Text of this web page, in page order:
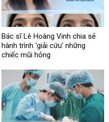
Bác sĩ Lê Hoàng Vinh chia sẻ
hành trình ‘giải cứu’ những
chiếc mũi hỏng